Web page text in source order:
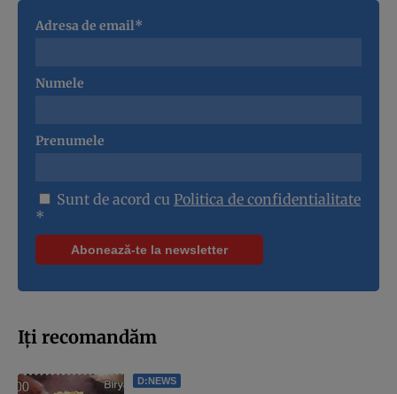
Adresa de email*
Numele
Prenumele
Sunt de acord cu Politica de confidentialitate
*
Iți recomandăm
D:NEWS